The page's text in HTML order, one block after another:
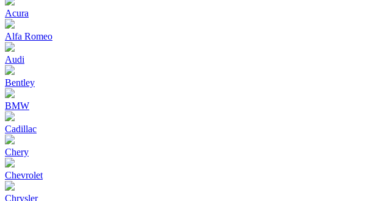
Acura
Alfa Romeo
Audi
Bentley
BMW
Cadillac
Chery
Chevrolet
Chrysler